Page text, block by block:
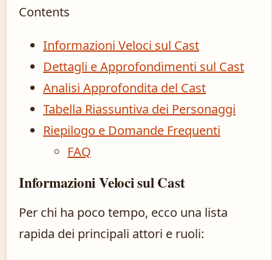
Contents
Informazioni Veloci sul Cast
Dettagli e Approfondimenti sul Cast
Analisi Approfondita del Cast
Tabella Riassuntiva dei Personaggi
Riepilogo e Domande Frequenti
FAQ
Informazioni Veloci sul Cast
Per chi ha poco tempo, ecco una lista
rapida dei principali attori e ruoli: